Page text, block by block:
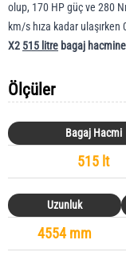
olup, 170 HP güç ve 280
km/s hıza kadar ulaşırken
X2 515 litre bagaj
Ölçüler
Bagaj Hacmi
515 lt
Uzunluk
4554 mm